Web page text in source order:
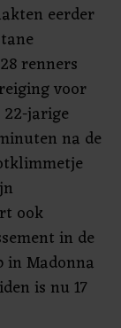
eerder
renners
voor
jarige
na de
ook
in de
in Madonna
is nu 17